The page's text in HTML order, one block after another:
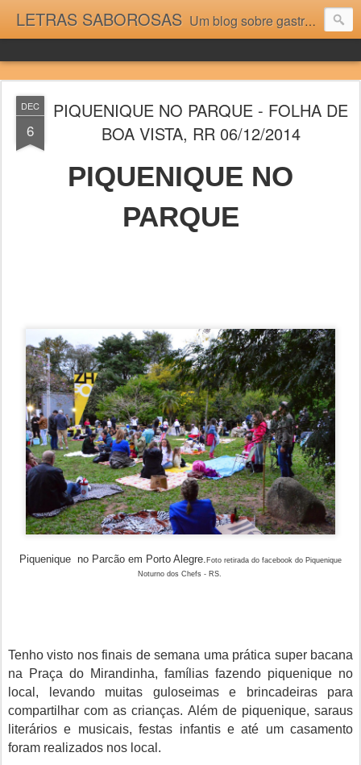
LETRAS SABOROSAS Um blog sobre gastronomia para as pessoas que gostam da boa cozinha. Dicas, receitas, notícias gastronômicas e viagens do Caburaí ao Chuí. Vou adorar tê-los na minha cozinha acima do Equador.
DEC
6
PIQUENIQUE NO PARQUE - FOLHA DE
BOA VISTA, RR 06/12/2014
PIQUENIQUE NO
PARQUE
Piquenique no Parcão em Porto Alegre. Foto retirada do facebook do Piquenique
Noturno dos Chefs - RS.
Tenho visto nos finais de semana uma prática super bacana
na Praça do Mirandinha, famílias fazendo piquenique no
local, levando muitas guloseimas e brincadeiras para
compartilhar com as crianças. Além de piquenique, saraus
literários e musicais, festas infantis e até um casamento
foram realizados nos local.